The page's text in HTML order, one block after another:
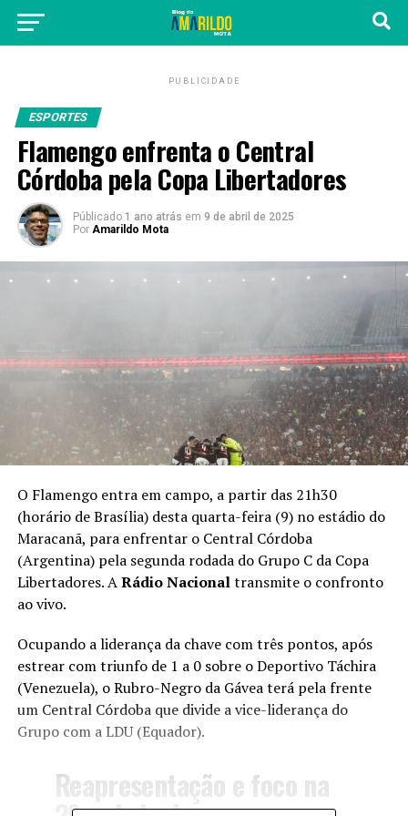
PUBLICIDADE
ESPORTES
Flamengo enfrenta o Central
Córdoba pela Copa Libertadores
Públicado 1 ano atrás em 9 de abril de 2025
Por Amarildo Mota
O Flamengo entra em campo, a partir das 21h30
(horário de Brasília) desta quarta-feira (9) no estádio do
Maracanã, para enfrentar o Central Córdoba
(Argentina) pela segunda rodada do Grupo C da Copa
Libertadores. ARádio Nacionaltransmite o confronto
ao vivo.
Ocupando a liderança da chave com três pontos, após
estrear com triunfo de 1 a 0 sobre o Deportivo Táchira
(Venezuela), o Rubro-Negro da Gávea terá pela frente
um Central Córdoba que divide a vice-liderança do
Grupo com a LDU (Equador).
Reapresentação e foco na